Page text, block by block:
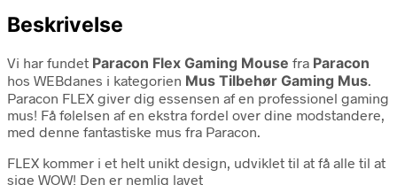
Beskrivelse
Vi har fundet Paracon Flex Gaming Mouse fra Paracon
hos WEBdanes i kategorien Mus Tilbehør Gaming Mus.
Paracon FLEX giver dig essensen af en professionel gaming
mus! Få følelsen af en ekstra fordel over dine modstandere,
med denne fantastiske mus fra Paracon.
FLEX kommer i et helt unikt design, udviklet til at få alle til at
sige WOW! Den er nemlig lavet